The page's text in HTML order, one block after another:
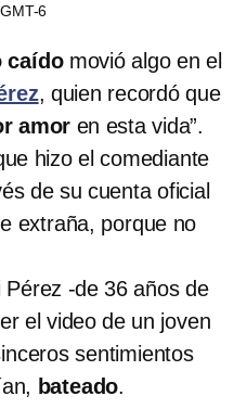
6
caídomovió algo en el
, quien recordó que
amor en esta vida”.
hizo el comediante
de su cuenta oficial
extraña, porque no
-de 36 años de
el video de un joven
sentimientos
bateado.